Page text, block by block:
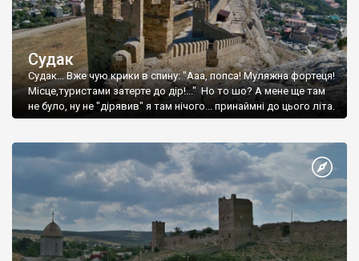
Судак
Судак... Вже чую крики в спину: "Ааа, попса! Муляжна фортеця!
Місце,туристами затерте до дір!..." Но то шо? А мене ще там
не було, ну не "дірявив" я там нічого... принаймні до цього літа.